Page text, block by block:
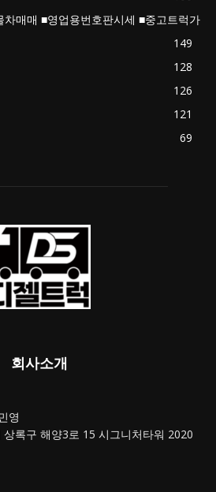
매매 ■영업용번호판시세 ■중고트럭가
149
128
126
121
69
회사소개
영
록구 해양3로 15 시그니처타워 2020